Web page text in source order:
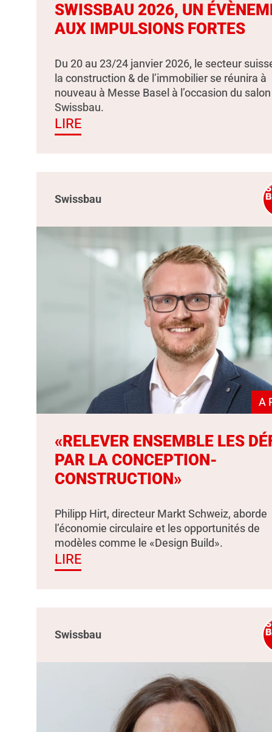
SWISSBAU 2026, UN
AUX IMPULSIONS FORTES
Du 20 au 23/24 janvier 2026, le secteur
la construction & de l’immobilier se réunira à
nouveau à Messe Basel à l’occasion du salon
Swissbau.
LIRE
Swissbau
A
«RELEVER ENSEMBLE LES
PAR LA CONCEPTION-
CONSTRUCTION»
Philipp Hirt, directeur Markt Schweiz, aborde
l’économie circulaire et les opportunités de
modèles comme le «Design Build».
LIRE
Swissbau